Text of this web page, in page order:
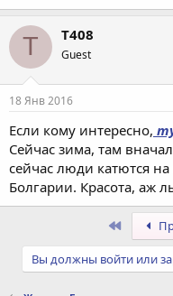
T T408
Guest
18 Янв 2016
Если кому интересно,
Сейчас зима, там
сейчас люди катются
Болгарии. Красота, аж
Первый
Вы должны войти или